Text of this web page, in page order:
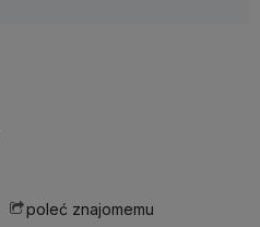
poleć znajomemu